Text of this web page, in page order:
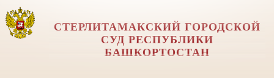
СТЕРЛИТАМАКСКИЙ ГОРОДСКОЙ
СУД РЕСПУБЛИКИ
БАШКОРТОСТАН